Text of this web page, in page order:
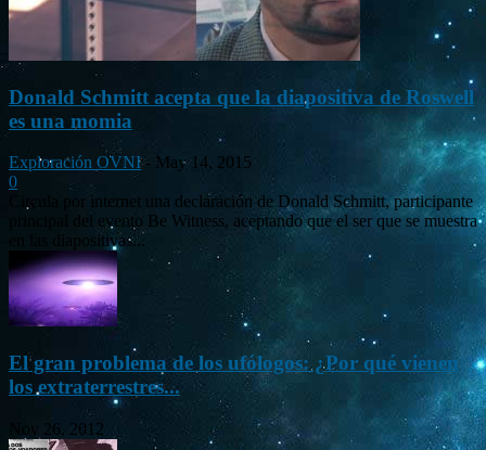
Donald Schmitt acepta que la diapositiva de Roswell
es una momia
Exploración OVNI - May 14, 2015
0
Circula por internet una declaración de Donald Schmitt, participante
principal del evento Be Witness, aceptando que el ser que se muestra
en las diapositivas...
El gran problema de los ufólogos: ¿Por qué vienen
los extraterrestres...
Nov 26, 2012